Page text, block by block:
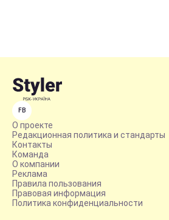
FB
О проекте
Редакционная политика и стандарты
Контакты
Команда
О компании
Реклама
Правила пользования
Правовая информация
Политика конфиденциальности